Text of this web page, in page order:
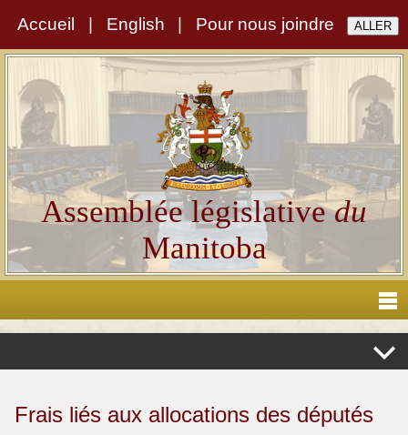
Accueil English Pour nous joindre
Assemblée législativedu
Manitoba
Frais liés aux allocations des députés